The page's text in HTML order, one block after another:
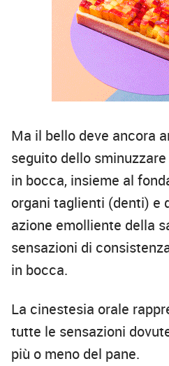
Ma il bello deve ancora
seguito dello
in bocca, insieme al
organi taglienti (denti) e
azione emolliente della
sensazioni di
in bocca.
La cinestesia orale
tutte le sensazioni
più o meno del pane.